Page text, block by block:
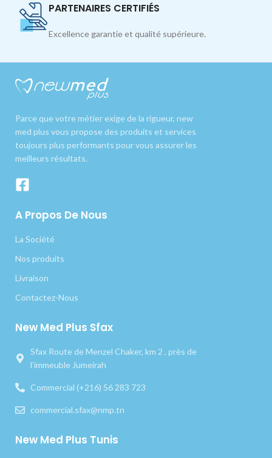
PARTENAIRES CERTIFIÉS
Excellence garantie et qualité supérieure.
Parce que votre métier exige de la rigueur, new
med plus vous propose des produits et services
toujours plus performants pour vous assurer les
meilleurs résultats.
A Propos De Nous
La Société
Nos produits
Livraison
Contactez-Nous
New Med Plus Sfax
Sfax Route de Menzel Chaker, km 2 , près de
l’immeuble Jumeirah
Commercial (+216) 56 283 723
commercial.sfax@nmp.tn
New Med Plus Tunis